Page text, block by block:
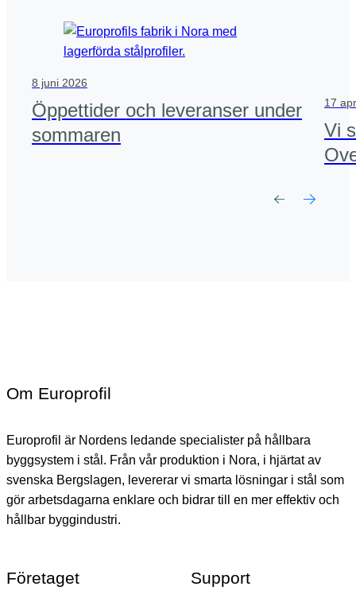
8 juni 2026
Öppettider och leveranser under
sommaren
17
Vi
Om Europrofil
Europrofil är Nordens ledande specialister på hållbara
byggsystem i stål. Från vår produktion i Nora, i hjärtat av
svenska Bergslagen, levererar vi smarta lösningar i stål som
gör arbetsdagarna enklare och bidrar till en mer effektiv och
hållbar byggindustri.
Företaget Support